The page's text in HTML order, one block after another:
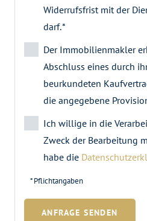
Widerrufsfrist mit der
darf. *
Der Immobilienmakler
Abschluss eines durch
beurkundeten
die angegebene
Ich willige in die
Zweck der Bearbeitung
habe die
* Pflichtangaben
ANFRAGE SENDEN